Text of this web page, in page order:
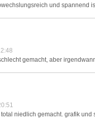
und
gemacht, aber
niedlich gemacht. grafik